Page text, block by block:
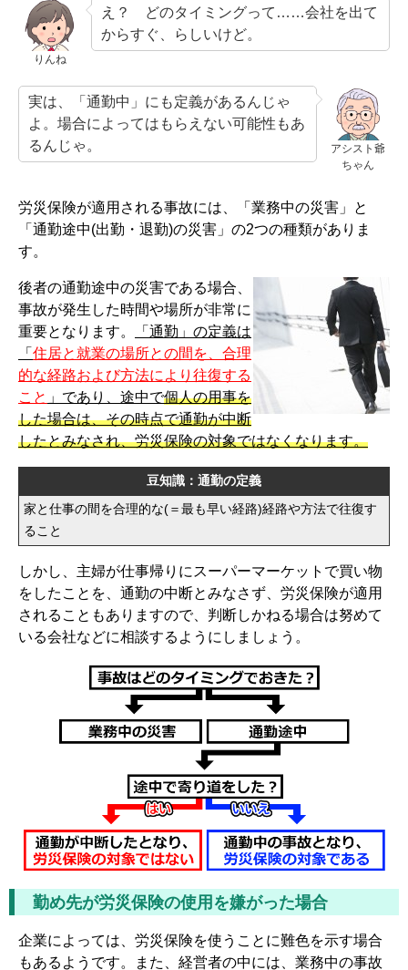
りんね
え？ どのタイミングって……会社を出て
からすぐ、らしいけど。
アシスト爺
ちゃん
実は、「通勤中」にも定義があるんじゃ
よ。場合によってはもらえない可能性もあ
るんじゃ。
労災保険が適用される事故には、「業務中の災害」と
「通勤途中(出勤・退勤)の災害」の2つの種類がありま
す。
後者の通勤途中の災害である場合、
事故が発生した時間や場所が非常に
重要となります。
「通勤」の定義は
「 住居と就業の場所との間を、合理
的な経路および方法により往復する
こと 」であり、途中で個人の用事を
した場合は、その時点で通勤が中断
したとみなされ、労災保険の対象ではなくなります。
豆知識：通勤の定義
家と仕事の間を合理的な(＝最も早い経路)経路や方法で往復す
ること
しかし、主婦が仕事帰りにスーパーマーケットで買い物
をしたことを、通勤の中断とみなさず、労災保険が適用
されることもありますので、判断しかねる場合は努めて
いる会社などに相談するようにしましょう。
勤め先が労災保険の使用を嫌がった場合
企業によっては、労災保険を使うことに難色を示す場合
もあるようです。また、経営者の中には、業務中の事故